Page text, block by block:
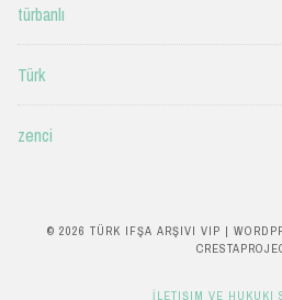
türbanlı
Türk
zenci
© 2026 TÜRK IFŞA ARŞIVI VIP |
İLETIŞIM VE HUKUKI